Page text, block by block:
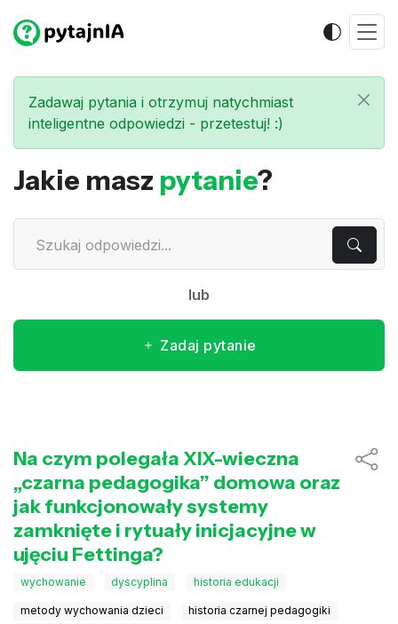
Zadawaj pytania i otrzymuj natychmiast
inteligentne odpowiedzi - przetestuj! :)
Jakie masz pytanie?
lub
Zadaj pytanie
Na czym polegała XIX-wieczna
„czarna pedagogika” domowa oraz
jak funkcjonowały systemy
zamknięte i rytuały inicjacyjne w
ujęciu Fettinga?
wychowanie dyscyplina historia edukacji
metody wychowania dzieci
historia czarnej pedagogiki